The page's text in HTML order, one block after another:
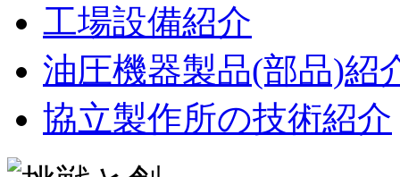
工場設備紹介
油圧機器製品(部品)紹
協立製作所の技術紹介